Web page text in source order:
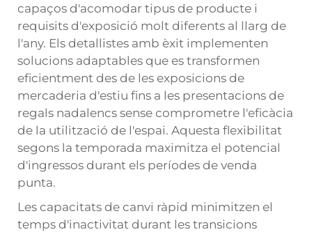
capaços d'acomodar tipus de producte i
requisits d'exposició molt diferents al llarg de
l'any. Els detallistes amb èxit implementen
solucions adaptables que es transformen
eficientment des de les exposicions de
mercaderia d'estiu fins a les presentacions de
regals nadalencs sense comprometre l'eficàcia
de la utilització de l'espai. Aquesta flexibilitat
segons la temporada maximitza el potencial
d'ingressos durant els períodes de venda
punta.
Les capacitats de canvi ràpid minimitzen el
temps d'inactivitat durant les transicions